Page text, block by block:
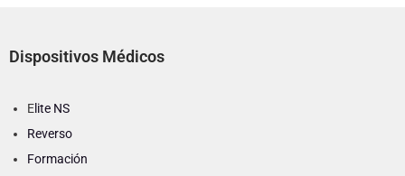
Dispositivos Médicos
E lite NS
Reverso
Formación